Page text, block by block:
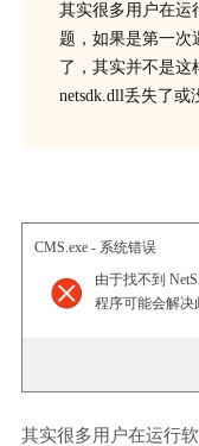
其实很多用户在运
题，如果是第一次
了，其实并不是这
netsdk.dll丢失了或
CMS.exe - 系统错误
由于找不到
程序可能会解决
其实很多用户在运行